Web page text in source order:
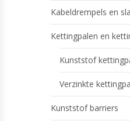
Kabeldrempels en
Kettingpalen en
Kunststof
Verzinkte
Kunststof barriers